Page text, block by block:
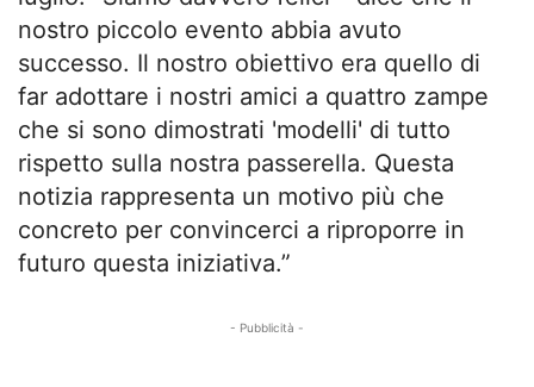
nostro piccolo evento abbia avuto
successo. Il nostro obiettivo era quello di
far adottare i nostri amici a quattro zampe
che si sono dimostrati 'modelli' di tutto
rispetto sulla nostra passerella. Questa
notizia rappresenta un motivo più che
concreto per convincerci a riproporre in
futuro questa iniziativa.”
- Pubblicità -